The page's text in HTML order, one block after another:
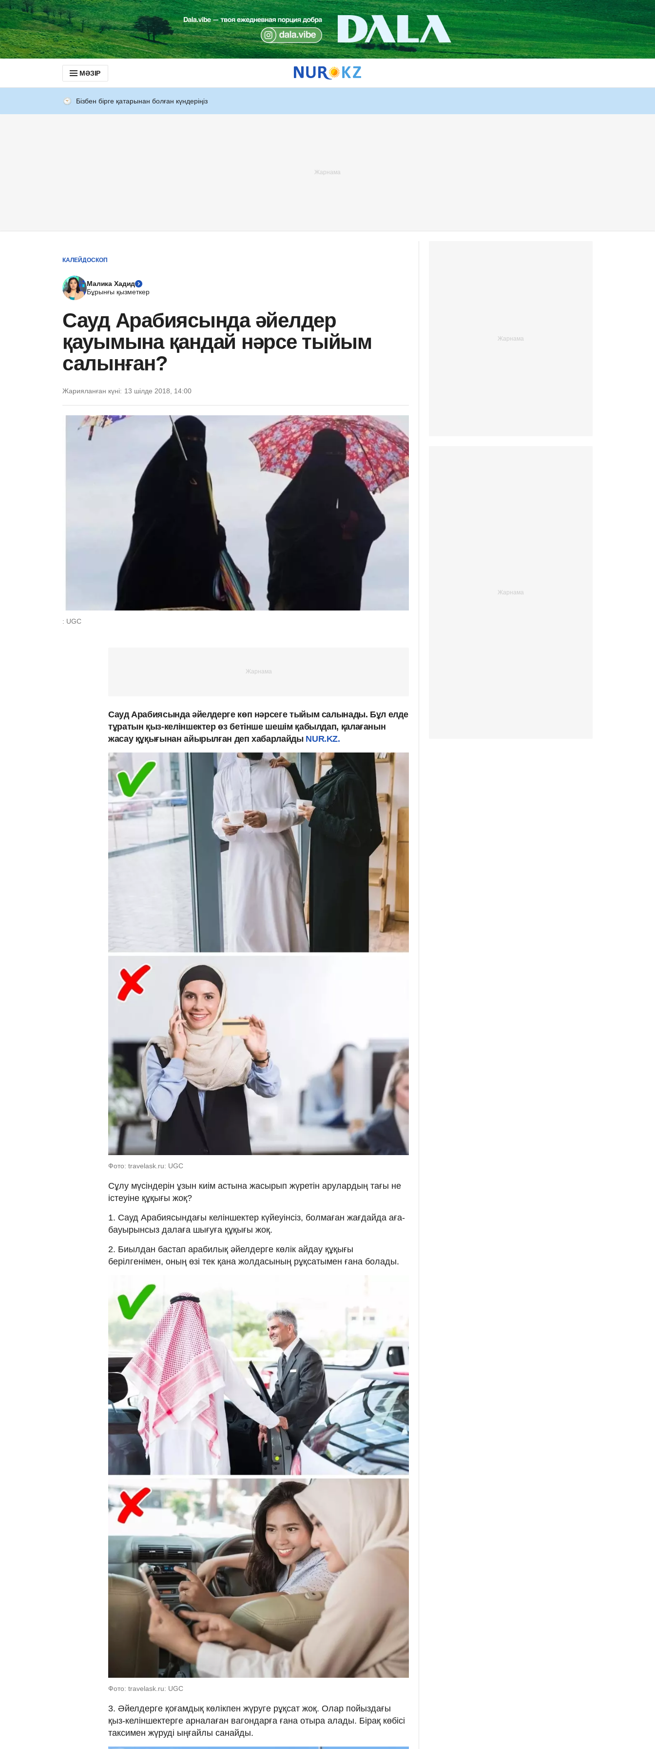
МӘЗІР
Бізбен бірге қатарынан болған күндеріңіз
КАЛЕЙДОСКОП
Малика Хадид
Бұрынғы қызметкер
Сауд Арабиясында әйелдер
қауымына қандай нәрсе тыйым
салынған?
Жарияланған күні: 13 шілде 2018, 14:00
: UGC
Сауд Арабиясында әйелдерге көп нәрсеге тыйым салынады. Бұл елде
тұратын қыз-келіншектер өз бетінше шешім қабылдап, қалағанын
жасау құқығынан айырылған деп хабарлайдыNUR.KZ.
Фото: travelask.ru: UGC
Сұлу мүсіндерін ұзын киім астына жасырып жүретін арулардың тағы не
істеуіне құқығы жоқ?
1. Сауд Арабиясындағы келіншектер күйеуінсіз, болмаған жағдайда аға-
бауырынсыз далаға шығуға құқығы жоқ.
2. Биылдан бастап арабилық әйелдерге көлік айдау құқығы
берілгенімен, оның өзі тек қана жолдасының рұқсатымен ғана болады.
Фото: travelask.ru: UGC
3. Әйелдерге қоғамдық көлікпен жүруге рұқсат жоқ. Олар пойыздағы
қыз-келіншектерге арналаған вагондарға ғана отыра алады. Бірақ көбісі
таксимен жүруді ыңғайлы санайды.